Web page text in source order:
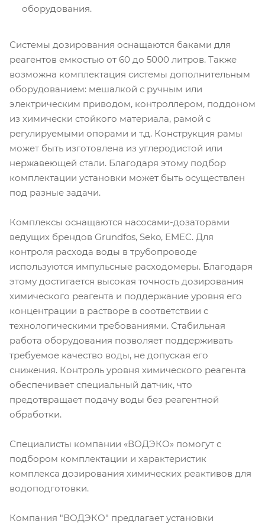
оборудования.
Системы дозирования оснащаются баками для
реагентов емкостью от 60 до 5000 литров. Также
возможна комплектация системы дополнительным
оборудованием: мешалкой с ручным или
электрическим приводом, контроллером, поддоном
из химически стойкого материала, рамой с
регулируемыми опорами и т.д. Конструкция рамы
может быть изготовлена из углеродистой или
нержавеющей стали. Благодаря этому подбор
комплектации установки может быть осуществлен
под разные задачи.
Комплексы оснащаются насосами-дозаторами
ведущих брендов Grundfos, Seko, EMEC. Для
контроля расхода воды в трубопроводе
используются импульсные расходомеры. Благодаря
этому достигается высокая точность дозирования
химического реагента и поддержание уровня его
концентрации в растворе в соответствии с
технологическими требованиями. Стабильная
работа оборудования позволяет поддерживать
требуемое качество воды, не допуская его
снижения. Контроль уровня химического реагента
обеспечивает специальный датчик, что
предотвращает подачу воды без реагентной
обработки.
Специалисты компании «ВОДЭКО» помогут с
подбором комплектации и характеристик
комплекса дозирования химических реактивов для
водоподготовки.
Компания "ВОДЭКО" предлагает установки